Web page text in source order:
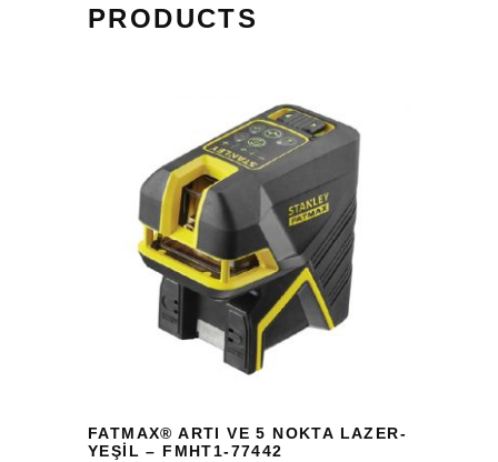
PRODUCTS
FATMAX® ARTI VE 5 NOKTA LAZER-
YEŞİL – FMHT1-77442